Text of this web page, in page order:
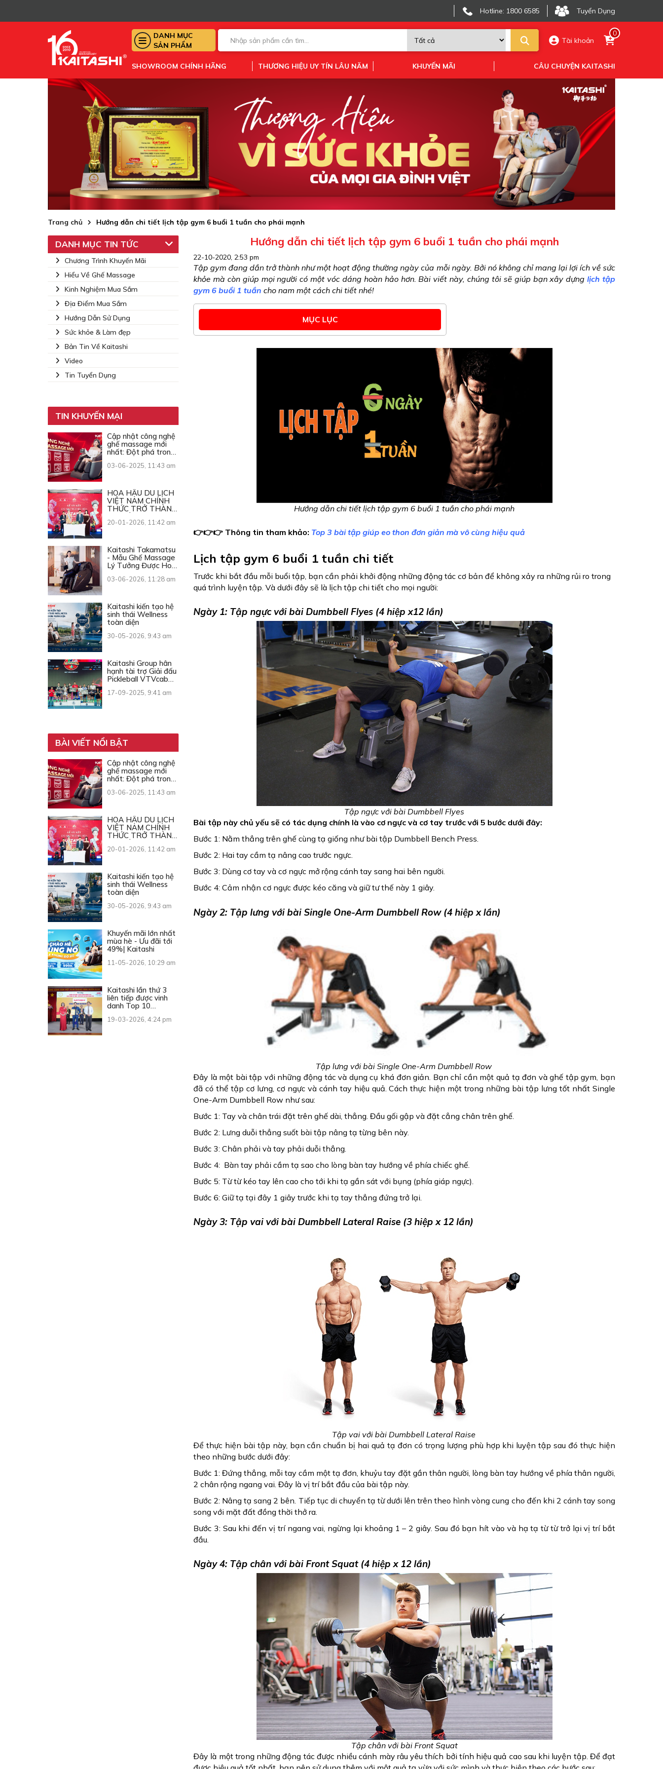
Hotline: 1800 6585 Tuyển Dụng
DANH MỤC
SẢN PHẨM
Tài khoản
0
SHOWROOM CHÍNH HÃNG THƯƠNG HIỆU UY TÍN LÂU NĂM KHUYẾN MÃI CÂU CHUYỆN KAITASHI
Trang chủ Hướng dẫn chi tiết lịch tập gym 6 buổi 1 tuần cho phái mạnh
DANH MỤC TIN TỨC
Chương Trình Khuyến Mãi
Hiểu Về Ghế Massage
Kinh Nghiệm Mua Sắm
Địa Điểm Mua Sắm
Hướng Dẫn Sử Dụng
Sức khỏe & Làm đẹp
Bản Tin Về Kaitashi
Video
Tin Tuyển Dụng
TIN KHUYẾN MẠI
Cập nhật công nghệ
ghế massage mới
nhất: Đột phá trong
03-06-2025, 11:43 am
HOA HẬU DU LỊCH
VIỆT NAM CHÍNH
THỨC TRỞ THÀNH
HIỆU KAITASHI
20-01-2026, 11:42 am
Kaitashi Takamatsu
- Mẫu Ghế Massage
Lý Tưởng Được Hoa
Nam 2026 Lựa Chọn
03-06-2026, 11:28 am
Kaitashi kiến tạo hệ
sinh thái Wellness
toàn diện
30-05-2026, 9:43 am
Kaitashi Group hân
hạnh tài trợ Giải đấu
Pickleball VTVcab
17-09-2025, 9:41 am
BÀI VIẾT NỔI BẬT
Cập nhật công nghệ
ghế massage mới
nhất: Đột phá trong
03-06-2025, 11:43 am
HOA HẬU DU LỊCH
VIỆT NAM CHÍNH
THỨC TRỞ THÀNH
HIỆU KAITASHI
20-01-2026, 11:42 am
Kaitashi kiến tạo hệ
sinh thái Wellness
toàn diện
30-05-2026, 9:43 am
Khuyến mãi lớn nhất
mùa hè - Ưu đãi tới
49%| Kaitashi
11-05-2026, 10:29 am
Kaitashi lần thứ 3
liên tiếp được vinh
danh Top 10
Việt Nam
19-03-2026, 4:24 pm
Hướng dẫn chi tiết lịch tập gym 6 buổi 1 tuần cho phái mạnh
22-10-2020, 2:53 pm
Tập gym đang dần trở thành như một hoạt động thường ngày của mỗi ngày. Bởi nó không chỉ mang lại lợi ích về sức
khỏe mà còn giúp mọi người có một vóc dáng hoàn hảo hơn. Bài viết này, chúng tôi sẽ giúp bạn xây dựng lịch tập
gym 6 buổi 1 tuần cho nam một cách chi tiết nhé!
MỤC LỤC
Hướng dẫn chi tiết lịch tập gym 6 buổi 1 tuần cho phái mạnh
👉👉👉 Thông tin tham khảo: Top 3 bài tập giúp eo thon đơn giản mà vô cùng hiệu quả
Lịch tập gym 6 buổi 1 tuần chi tiết
Trước khi bắt đầu mỗi buổi tập, bạn cần phải khởi động những động tác cơ bản để không xảy ra những rủi ro trong
quá trình luyện tập. Và dưới đây sẽ là lịch tập chi tiết cho mọi người:
Ngày 1: Tập ngực với bài Dumbbell Flyes (4 hiệp x12 lần)
Tập ngực với bài Dumbbell Flyes
Bài tập này chủ yếu sẽ có tác dụng chính là vào cơ ngực và cơ tay trước với 5 bước dưới đây:
Bước 1: Nằm thẳng trên ghế cùng tạ giống như bài tập Dumbbell Bench Press.
Bước 2: Hai tay cầm tạ nâng cao trước ngực.
Bước 3: Dùng cơ tay và cơ ngực mở rộng cánh tay sang hai bên người.
Bước 4: Cảm nhận cơ ngực được kéo căng và giữ tư thế này 1 giây.
Ngày 2: Tập lưng với bài Single One-Arm Dumbbell Row (4 hiệp x lần)
Tập lưng với bài Single One-Arm Dumbbell Row
Đây là một bài tập với những động tác và dụng cụ khá đơn giản. Bạn chỉ cần một quả tạ đơn và ghế tập gym, bạn
đã có thể tập cơ lưng, cơ ngực và cánh tay hiệu quả. Cách thực hiện một trong những bài tập lưng tốt nhất Single
One-Arm Dumbbell Row như sau:
Bước 1: Tay và chân trái đặt trên ghế dài, thẳng. Đầu gối gập và đặt cẳng chân trên ghế.
Bước 2: Lưng duỗi thẳng suốt bài tập nâng tạ từng bên này.
Bước 3: Chân phải và tay phải duỗi thẳng.
Bước 4:  Bàn tay phải cầm tạ sao cho lòng bàn tay hướng về phía chiếc ghế.
Bước 5: Từ từ kéo tay lên cao cho tới khi tạ gần sát với bụng (phía giáp ngực).
Bước 6: Giữ tạ tại đây 1 giây trước khi tạ tay thẳng đứng trở lại.
Ngày 3: Tập vai với bài Dumbbell Lateral Raise (3 hiệp x 12 lần)
Tập vai với bài Dumbbell Lateral Raise
Để thực hiện bài tập này, bạn cần chuẩn bị hai quả tạ đơn có trọng lượng phù hợp khi luyện tập sau đó thực hiện
theo những bước dưới đây:
Bước 1: Đứng thẳng, mỗi tay cầm một tạ đơn, khuỷu tay đặt gần thân người, lòng bàn tay hướng về phía thân người,
2 chân rộng ngang vai. Đây là vị trí bắt đầu của bài tập này.
Bước 2: Nâng tạ sang 2 bên. Tiếp tục di chuyển tạ từ dưới lên trên theo hình vòng cung cho đến khi 2 cánh tay song
song với mặt đất đồng thời thở ra.
Bước 3: Sau khi đến vị trí ngang vai, ngừng lại khoảng 1 – 2 giây. Sau đó bạn hít vào và hạ tạ từ từ trở lại vị trí bắt
đầu.
Ngày 4: Tập chân với bài Front Squat (4 hiệp x 12 lần)
Tập chân với bài Front Squat
Đây là một trong những động tác được nhiều cánh mày râu yêu thích bởi tính hiệu quả cao sau khi luyện tập. Để đạt